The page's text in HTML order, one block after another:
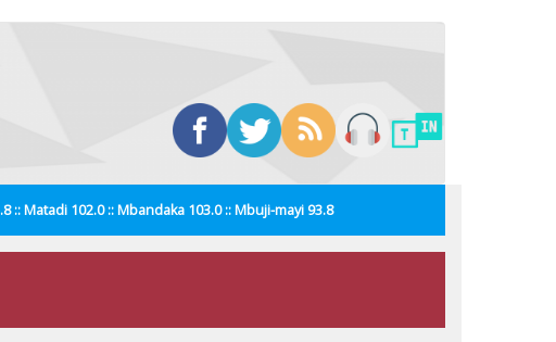
:: Matadi 102.0 :: Mbandaka 103.0 :: Mbuji-mayi 93.8